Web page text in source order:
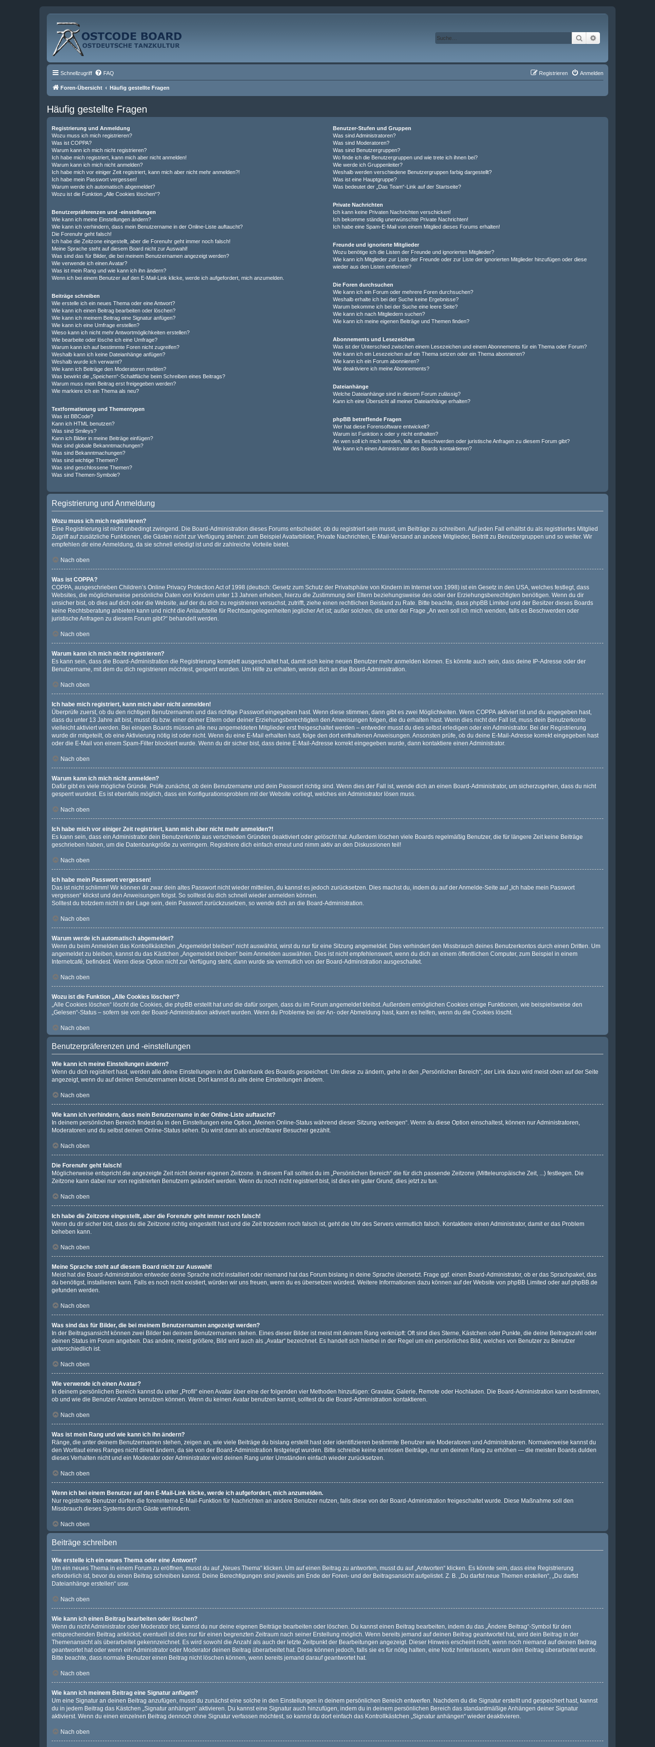
Suche
Schnellzugriff FAQ Anmelden
Registrieren
Foren-Übersicht Häufig gestellte Fragen
Häufig gestellte Fragen
Registrierung und Anmeldung
Wozu muss ich mich registrieren?
Was ist COPPA?
Warum kann ich mich nicht registrieren?
Ich habe mich registriert, kann mich aber nicht anmelden!
Warum kann ich mich nicht anmelden?
Ich habe mich vor einiger Zeit registriert, kann mich aber nicht mehr anmelden?!
Ich habe mein Passwort vergessen!
Warum werde ich automatisch abgemeldet?
Wozu ist die Funktion „Alle Cookies löschen“?
Benutzerpräferenzen und -einstellungen
Wie kann ich meine Einstellungen ändern?
Wie kann ich verhindern, dass mein Benutzername in der Online-Liste auftaucht?
Die Forenuhr geht falsch!
Ich habe die Zeitzone eingestellt, aber die Forenuhr geht immer noch falsch!
Meine Sprache steht auf diesem Board nicht zur Auswahl!
Was sind das für Bilder, die bei meinem Benutzernamen angezeigt werden?
Wie verwende ich einen Avatar?
Was ist mein Rang und wie kann ich ihn ändern?
Wenn ich bei einem Benutzer auf den E-Mail-Link klicke, werde ich aufgefordert, mich anzumelden.
Beiträge schreiben
Wie erstelle ich ein neues Thema oder eine Antwort?
Wie kann ich einen Beitrag bearbeiten oder löschen?
Wie kann ich meinem Beitrag eine Signatur anfügen?
Wie kann ich eine Umfrage erstellen?
Wieso kann ich nicht mehr Antwortmöglichkeiten erstellen?
Wie bearbeite oder lösche ich eine Umfrage?
Warum kann ich auf bestimmte Foren nicht zugreifen?
Weshalb kann ich keine Dateianhänge anfügen?
Weshalb wurde ich verwarnt?
Wie kann ich Beiträge den Moderatoren melden?
Was bewirkt die „Speichern“-Schaltfläche beim Schreiben eines Beitrags?
Warum muss mein Beitrag erst freigegeben werden?
Wie markiere ich ein Thema als neu?
Textformatierung und Thementypen
Was ist BBCode?
Kann ich HTML benutzen?
Was sind Smileys?
Kann ich Bilder in meine Beiträge einfügen?
Was sind globale Bekanntmachungen?
Was sind Bekanntmachungen?
Was sind wichtige Themen?
Was sind geschlossene Themen?
Was sind Themen-Symbole?
Benutzer-Stufen und Gruppen
Was sind Administratoren?
Was sind Moderatoren?
Was sind Benutzergruppen?
Wo finde ich die Benutzergruppen und wie trete ich ihnen bei?
Wie werde ich Gruppenleiter?
Weshalb werden verschiedene Benutzergruppen farbig dargestellt?
Was ist eine Hauptgruppe?
Was bedeutet der „Das Team“-Link auf der Startseite?
Private Nachrichten
Ich kann keine Privaten Nachrichten verschicken!
Ich bekomme ständig unerwünschte Private Nachrichten!
Ich habe eine Spam-E-Mail von einem Mitglied dieses Forums erhalten!
Freunde und ignorierte Mitglieder
Wozu benötige ich die Listen der Freunde und ignorierten Mitglieder?
Wie kann ich Mitglieder zur Liste der Freunde oder zur Liste der ignorierten Mitglieder hinzufügen oder diese
wieder aus den Listen entfernen?
Die Foren durchsuchen
Wie kann ich ein Forum oder mehrere Foren durchsuchen?
Weshalb erhalte ich bei der Suche keine Ergebnisse?
Warum bekomme ich bei der Suche eine leere Seite?
Wie kann ich nach Mitgliedern suchen?
Wie kann ich meine eigenen Beiträge und Themen finden?
Abonnements und Lesezeichen
Was ist der Unterschied zwischen einem Lesezeichen und einem Abonnements für ein Thema oder Forum?
Wie kann ich ein Lesezeichen auf ein Thema setzen oder ein Thema abonnieren?
Wie kann ich ein Forum abonnieren?
Wie deaktiviere ich meine Abonnements?
Dateianhänge
Welche Dateianhänge sind in diesem Forum zulässig?
Kann ich eine Übersicht all meiner Dateianhänge erhalten?
phpBB betreffende Fragen
Wer hat diese Forensoftware entwickelt?
Warum ist Funktion x oder y nicht enthalten?
An wen soll ich mich wenden, falls es Beschwerden oder juristische Anfragen zu diesem Forum gibt?
Wie kann ich einen Administrator des Boards kontaktieren?
Registrierung und Anmeldung
Wozu muss ich mich registrieren?
Eine Registrierung ist nicht unbedingt zwingend. Die Board-Administration dieses Forums entscheidet, ob du registriert sein musst, um Beiträge zu schreiben. Auf jeden Fall erhältst du als registriertes Mitglied
Zugriff auf zusätzliche Funktionen, die Gästen nicht zur Verfügung stehen: zum Beispiel Avatarbilder, Private Nachrichten, E-Mail-Versand an andere Mitglieder, Beitritt zu Benutzergruppen und so weiter. Wir
empfehlen dir eine Anmeldung, da sie schnell erledigt ist und dir zahlreiche Vorteile bietet.
Nach oben
Was ist COPPA?
COPPA, ausgeschrieben Children’s Online Privacy Protection Act of 1998 (deutsch: Gesetz zum Schutz der Privatsphäre von Kindern im Internet von 1998) ist ein Gesetz in den USA, welches festlegt, dass
Websites, die möglicherweise persönliche Daten von Kindern unter 13 Jahren erheben, hierzu die Zustimmung der Eltern beziehungsweise des oder der Erziehungsberechtigten benötigen. Wenn du dir
unsicher bist, ob dies auf dich oder die Website, auf der du dich zu registrieren versuchst, zutrifft, ziehe einen rechtlichen Beistand zu Rate. Bitte beachte, dass phpBB Limited und der Besitzer dieses Boards
keine Rechtsberatung anbieten kann und nicht die Anlaufstelle für Rechtsangelegenheiten jeglicher Art ist; außer solchen, die unter der Frage „An wen soll ich mich wenden, falls es Beschwerden oder
juristische Anfragen zu diesem Forum gibt?“ behandelt werden.
Nach oben
Warum kann ich mich nicht registrieren?
Es kann sein, dass die Board-Administration die Registrierung komplett ausgeschaltet hat, damit sich keine neuen Benutzer mehr anmelden können. Es könnte auch sein, dass deine IP-Adresse oder der
Benutzername, mit dem du dich registrieren möchtest, gesperrt wurden. Um Hilfe zu erhalten, wende dich an die Board-Administration.
Nach oben
Ich habe mich registriert, kann mich aber nicht anmelden!
Überprüfe zuerst, ob du den richtigen Benutzernamen und das richtige Passwort eingegeben hast. Wenn diese stimmen, dann gibt es zwei Möglichkeiten. Wenn COPPA aktiviert ist und du angegeben hast,
dass du unter 13 Jahre alt bist, musst du bzw. einer deiner Eltern oder deiner Erziehungsberechtigten den Anweisungen folgen, die du erhalten hast. Wenn dies nicht der Fall ist, muss dein Benutzerkonto
vielleicht aktiviert werden. Bei einigen Boards müssen alle neu angemeldeten Mitglieder erst freigeschaltet werden – entweder musst du dies selbst erledigen oder ein Administrator. Bei der Registrierung
wurde dir mitgeteilt, ob eine Aktivierung nötig ist oder nicht. Wenn du eine E-Mail erhalten hast, folge den dort enthaltenen Anweisungen. Ansonsten prüfe, ob du deine E-Mail-Adresse korrekt eingegeben hast
oder die E-Mail von einem Spam-Filter blockiert wurde. Wenn du dir sicher bist, dass deine E-Mail-Adresse korrekt eingegeben wurde, dann kontaktiere einen Administrator.
Nach oben
Warum kann ich mich nicht anmelden?
Dafür gibt es viele mögliche Gründe. Prüfe zunächst, ob dein Benutzername und dein Passwort richtig sind. Wenn dies der Fall ist, wende dich an einen Board-Administrator, um sicherzugehen, dass du nicht
gesperrt wurdest. Es ist ebenfalls möglich, dass ein Konfigurationsproblem mit der Website vorliegt, welches ein Administrator lösen muss.
Nach oben
Ich habe mich vor einiger Zeit registriert, kann mich aber nicht mehr anmelden?!
Es kann sein, dass ein Administrator dein Benutzerkonto aus verschieden Gründen deaktiviert oder gelöscht hat. Außerdem löschen viele Boards regelmäßig Benutzer, die für längere Zeit keine Beiträge
geschrieben haben, um die Datenbankgröße zu verringern. Registriere dich einfach erneut und nimm aktiv an den Diskussionen teil!
Nach oben
Ich habe mein Passwort vergessen!
Das ist nicht schlimm! Wir können dir zwar dein altes Passwort nicht wieder mitteilen, du kannst es jedoch zurücksetzen. Dies machst du, indem du auf der Anmelde-Seite auf „Ich habe mein Passwort
vergessen“ klickst und den Anweisungen folgst. So solltest du dich schnell wieder anmelden können.
Solltest du trotzdem nicht in der Lage sein, dein Passwort zurückzusetzen, so wende dich an die Board-Administration.
Nach oben
Warum werde ich automatisch abgemeldet?
Wenn du beim Anmelden das Kontrollkästchen „Angemeldet bleiben“ nicht auswählst, wirst du nur für eine Sitzung angemeldet. Dies verhindert den Missbrauch deines Benutzerkontos durch einen Dritten. Um
angemeldet zu bleiben, kannst du das Kästchen „Angemeldet bleiben“ beim Anmelden auswählen. Dies ist nicht empfehlenswert, wenn du dich an einem öffentlichen Computer, zum Beispiel in einem
Internetcafé, befindest. Wenn diese Option nicht zur Verfügung steht, dann wurde sie vermutlich von der Board-Administration ausgeschaltet.
Nach oben
Wozu ist die Funktion „Alle Cookies löschen“?
„Alle Cookies löschen“ löscht die Cookies, die phpBB erstellt hat und die dafür sorgen, dass du im Forum angemeldet bleibst. Außerdem ermöglichen Cookies einige Funktionen, wie beispielsweise den
„Gelesen“-Status – sofern sie von der Board-Administration aktiviert wurden. Wenn du Probleme bei der An- oder Abmeldung hast, kann es helfen, wenn du die Cookies löscht.
Nach oben
Benutzerpräferenzen und -einstellungen
Wie kann ich meine Einstellungen ändern?
Wenn du dich registriert hast, werden alle deine Einstellungen in der Datenbank des Boards gespeichert. Um diese zu ändern, gehe in den „Persönlichen Bereich“; der Link dazu wird meist oben auf der Seite
angezeigt, wenn du auf deinen Benutzernamen klickst. Dort kannst du alle deine Einstellungen ändern.
Nach oben
Wie kann ich verhindern, dass mein Benutzername in der Online-Liste auftaucht?
In deinem persönlichen Bereich findest du in den Einstellungen eine Option „Meinen Online-Status während dieser Sitzung verbergen“. Wenn du diese Option einschaltest, können nur Administratoren,
Moderatoren und du selbst deinen Online-Status sehen. Du wirst dann als unsichtbarer Besucher gezählt.
Nach oben
Die Forenuhr geht falsch!
Möglicherweise entspricht die angezeigte Zeit nicht deiner eigenen Zeitzone. In diesem Fall solltest du im „Persönlichen Bereich“ die für dich passende Zeitzone (Mitteleuropäische Zeit, ...) festlegen. Die
Zeitzone kann dabei nur von registrierten Benutzern geändert werden. Wenn du noch nicht registriert bist, ist dies ein guter Grund, dies jetzt zu tun.
Nach oben
Ich habe die Zeitzone eingestellt, aber die Forenuhr geht immer noch falsch!
Wenn du dir sicher bist, dass du die Zeitzone richtig eingestellt hast und die Zeit trotzdem noch falsch ist, geht die Uhr des Servers vermutlich falsch. Kontaktiere einen Administrator, damit er das Problem
beheben kann.
Nach oben
Meine Sprache steht auf diesem Board nicht zur Auswahl!
Meist hat die Board-Administration entweder deine Sprache nicht installiert oder niemand hat das Forum bislang in deine Sprache übersetzt. Frage ggf. einen Board-Administrator, ob er das Sprachpaket, das
du benötigst, installieren kann. Falls es noch nicht existiert, würden wir uns freuen, wenn du es übersetzen würdest. Weitere Informationen dazu können auf der Website von phpBB Limited oder aufphpBB.de
gefunden werden.
Nach oben
Was sind das für Bilder, die bei meinem Benutzernamen angezeigt werden?
In der Beitragsansicht können zwei Bilder bei deinem Benutzernamen stehen. Eines dieser Bilder ist meist mit deinem Rang verknüpft: Oft sind dies Sterne, Kästchen oder Punkte, die deine Beitragszahl oder
deinen Status im Forum angeben. Das andere, meist größere, Bild wird auch als „Avatar“ bezeichnet. Es handelt sich hierbei in der Regel um ein persönliches Bild, welches von Benutzer zu Benutzer
unterschiedlich ist.
Nach oben
Wie verwende ich einen Avatar?
In deinem persönlichen Bereich kannst du unter „Profil“ einen Avatar über eine der folgenden vier Methoden hinzufügen: Gravatar, Galerie, Remote oder Hochladen. Die Board-Administration kann bestimmen,
ob und wie die Benutzer Avatare benutzen können. Wenn du keinen Avatar benutzen kannst, solltest du die Board-Administration kontaktieren.
Nach oben
Was ist mein Rang und wie kann ich ihn ändern?
Ränge, die unter deinem Benutzernamen stehen, zeigen an, wie viele Beiträge du bislang erstellt hast oder identifizieren bestimmte Benutzer wie Moderatoren und Administratoren. Normalerweise kannst du
den Wortlaut eines Ranges nicht direkt ändern, da sie von der Board-Administration festgelegt wurden. Bitte schreibe keine sinnlosen Beiträge, nur um deinen Rang zu erhöhen — die meisten Boards dulden
dieses Verhalten nicht und ein Moderator oder Administrator wird deinen Rang unter Umständen einfach wieder zurücksetzen.
Nach oben
Wenn ich bei einem Benutzer auf den E-Mail-Link klicke, werde ich aufgefordert, mich anzumelden.
Nur registrierte Benutzer dürfen die foreninterne E-Mail-Funktion für Nachrichten an andere Benutzer nutzen, falls diese von der Board-Administration freigeschaltet wurde. Diese Maßnahme soll den
Missbrauch dieses Systems durch Gäste verhindern.
Nach oben
Beiträge schreiben
Wie erstelle ich ein neues Thema oder eine Antwort?
Um ein neues Thema in einem Forum zu eröffnen, musst du auf „Neues Thema“ klicken. Um auf einen Beitrag zu antworten, musst du auf „Antworten“ klicken. Es könnte sein, dass eine Registrierung
erforderlich ist, bevor du einen Beitrag schreiben kannst. Deine Berechtigungen sind jeweils am Ende der Foren- und der Beitragsansicht aufgelistet. Z. B. „Du darfst neue Themen erstellen“, „Du darfst
Dateianhänge erstellen“ usw.
Nach oben
Wie kann ich einen Beitrag bearbeiten oder löschen?
Wenn du nicht Administrator oder Moderator bist, kannst du nur deine eigenen Beiträge bearbeiten oder löschen. Du kannst einen Beitrag bearbeiten, indem du das „Ändere Beitrag“-Symbol für den
entsprechenden Beitrag anklickst; eventuell ist dies nur für einen begrenzten Zeitraum nach seiner Erstellung möglich. Wenn bereits jemand auf deinen Beitrag geantwortet hat, wird dein Beitrag in der
Themenansicht als überarbeitet gekennzeichnet. Es wird sowohl die Anzahl als auch der letzte Zeitpunkt der Bearbeitungen angezeigt. Dieser Hinweis erscheint nicht, wenn noch niemand auf deinen Beitrag
geantwortet hat oder wenn ein Administrator oder Moderator deinen Beitrag überarbeitet hat. Diese können jedoch, falls sie es für nötig halten, eine Notiz hinterlassen, warum dein Beitrag überarbeitet wurde.
Bitte beachte, dass normale Benutzer einen Beitrag nicht löschen können, wenn bereits jemand darauf geantwortet hat.
Nach oben
Wie kann ich meinem Beitrag eine Signatur anfügen?
Um eine Signatur an deinen Beitrag anzufügen, musst du zunächst eine solche in den Einstellungen in deinem persönlichen Bereich entwerfen. Nachdem du die Signatur erstellt und gespeichert hast, kannst
du in jedem Beitrag das Kästchen „Signatur anhängen“ aktivieren. Du kannst eine Signatur auch hinzufügen, indem du in deinem persönlichen Bereich das standardmäßige Anhängen deiner Signatur
aktivierst. Wenn du einen einzelnen Beitrag dennoch ohne Signatur verfassen möchtest, so kannst du dort einfach das Kontrollkästchen „Signatur anhängen“ wieder deaktivieren.
Nach oben